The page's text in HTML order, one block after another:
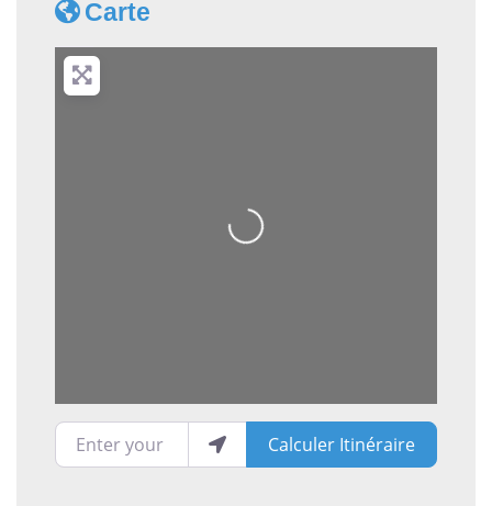
Carte
Loading...
Enter your location Calculer Itinéraire